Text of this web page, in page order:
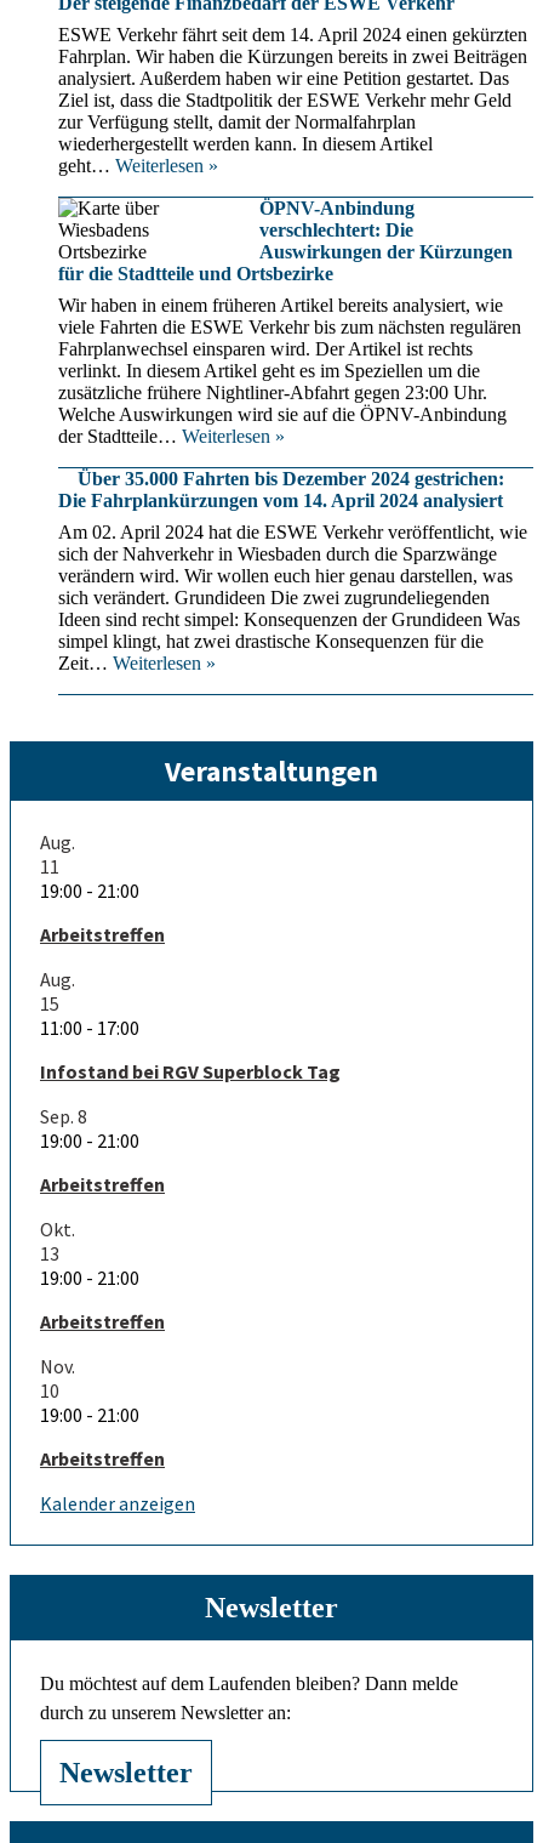
bei
ESWE
Verkehr
ESWE Verkehr fährt seit dem 14. April 2024 einen gekürzten
Fahrplan. Wir haben die Kürzungen bereits in zwei Beiträgen
analysiert. Außerdem haben wir eine Petition gestartet. Das
Ziel ist, dass die Stadtpolitik der ESWE Verkehr mehr Geld
zur Verfügung stellt, damit der Normalfahrplan
wiederhergestellt werden kann. In diesem Artikel
geht… Weiterlesen »
Finanzbedarf
ESWE
Verkehr
ÖPNV-Anbindung
verschlechtert: Die
Auswirkungen der Kürzungen
für die Stadtteile und Ortsbezirke
Wir haben in einem früheren Artikel bereits analysiert, wie
viele Fahrten die ESWE Verkehr bis zum nächsten regulären
Fahrplanwechsel einsparen wird. Der Artikel ist rechts
verlinkt. In diesem Artikel geht es im Speziellen um die
zusätzliche frühere Nightliner-Abfahrt gegen 23:00 Uhr.
Welche Auswirkungen wird sie auf die ÖPNV-Anbindung
der Stadtteile… Weiterlesen »
verschlechtert:
Die
Auswirkungen
der
Kürzungen
für
die
Stadtteile
und
Über 35.000 Fahrten bis Dezember 2024 gestrichen:
Die Fahrplankürzungen vom 14. April 2024 analysiert
Am 02. April 2024 hat die ESWE Verkehr veröffentlicht, wie
sich der Nahverkehr in Wiesbaden durch die Sparzwänge
verändern wird. Wir wollen euch hier genau darstellen, was
sich verändert. Grundideen Die zwei zugrundeliegenden
Ideen sind recht simpel: Konsequenzen der Grundideen Was
simpel klingt, hat zwei drastische Konsequenzen für die
Zeit… Weiterlesen »
2024
Veranstaltungen
Aug.
11
19:00 - 21:00
Arbeitstreffen
Aug.
15
11:00 - 17:00
Infostand bei RGV Superblock Tag
Sep. 8
19:00 - 21:00
Arbeitstreffen
Okt.
13
19:00 - 21:00
Arbeitstreffen
Nov.
10
19:00 - 21:00
Arbeitstreffen
Kalender anzeigen
Newsletter
Du möchtest auf dem Laufenden bleiben? Dann melde
durch zu unserem Newsletter an:
Newsletter